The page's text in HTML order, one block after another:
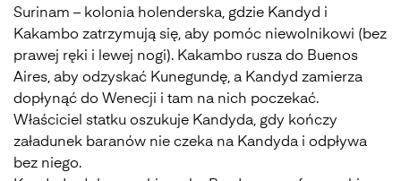
Surinam – kolonia holenderska, gdzie Kandyd i
Kakambo zatrzymują się, aby pomóc niewolnikowi (bez
prawej ręki i lewej nogi). Kakambo rusza do Buenos
Aires, aby odzyskać Kunegundę, a Kandyd zamierza
dopłynąć do Wenecji i tam na nich poczekać.
Właściciel statku oszukuje Kandyda, gdy kończy
załadunek baranów nie czeka na Kandyda i odpływa
bez niego.